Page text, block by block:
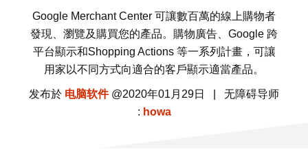
Google Merchant Center 可讓數百萬的線上購物者
發現、瀏覽及購買您的產品。購物廣告、Google 跨
平台顯示和Shopping Actions 等一系列計畫，可讓
用家以不同方式向適合的客戶顯示適當產品。
发布於 电脑软件@2020年01月29日 | 无障碍导师
: howa